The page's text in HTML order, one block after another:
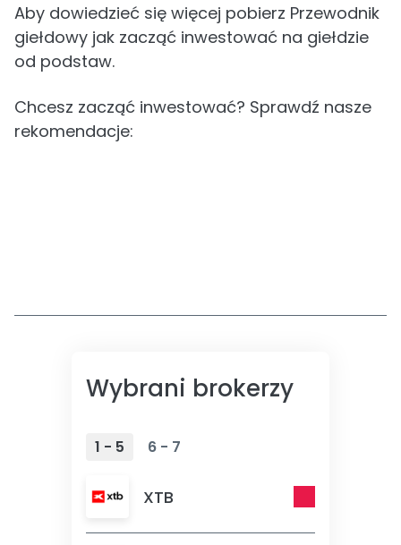
Aby dowiedzieć się więcej pobierz Przewodnik
giełdowy jak zacząć inwestować na giełdzie
od podstaw.
Chcesz zacząć inwestować? Sprawdź nasze
rekomendacje:
Wybrani brokerzy
1 - 5 6 - 7
XTB